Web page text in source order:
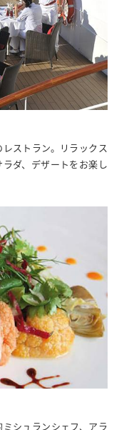
ストラン。リラックス
ダ、デザートをお楽し
シュランシェフ、アラ